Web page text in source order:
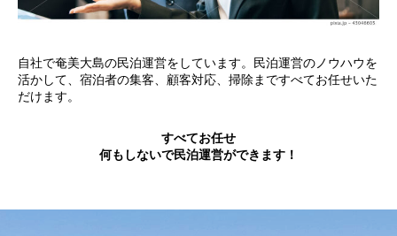
自社で奄美大島の民泊運営をしています。民泊運営のノウハウを
活かして、宿泊者の集客、顧客対応、掃除まですべてお任せいた
だけます。
すべてお任せ
何もしないで民泊運営ができます！